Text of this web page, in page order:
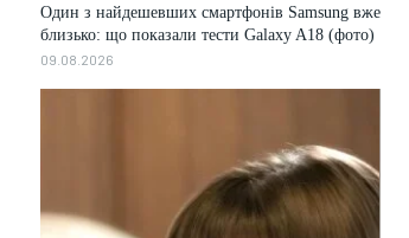
Один з найдешевших смартфонів Samsung вже
близько: що показали тести Galaxy A18 (фото)
09.08.2026